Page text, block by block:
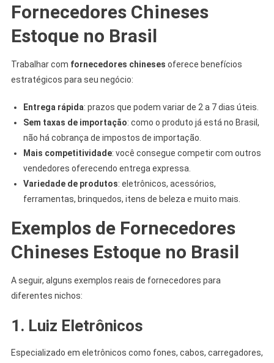
Fornecedores Chineses
Estoque no Brasil
Trabalhar com fornecedores chineses oferece benefícios
estratégicos para seu negócio:
Entrega rápida: prazos que podem variar de 2 a 7 dias úteis.
Sem taxas de importação: como o produto já está no Brasil,
não há cobrança de impostos de importação.
Mais competitividade: você consegue competir com outros
vendedores oferecendo entrega expressa.
Variedade de produtos: eletrônicos, acessórios,
ferramentas, brinquedos, itens de beleza e muito mais.
Exemplos de Fornecedores
Chineses Estoque no Brasil
A seguir, alguns exemplos reais de fornecedores para
diferentes nichos:
1. Luiz Eletrônicos
Especializado em eletrônicos como fones, cabos, carregadores,